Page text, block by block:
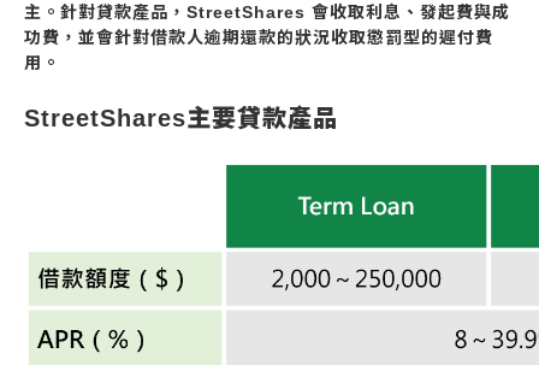
主。針對貸款產品，StreetShares 會收取利息、發起費與成
功費，並會針對借款人逾期還款的狀況收取懲罰型的遲付費
用。
StreetShares主要貸款產品